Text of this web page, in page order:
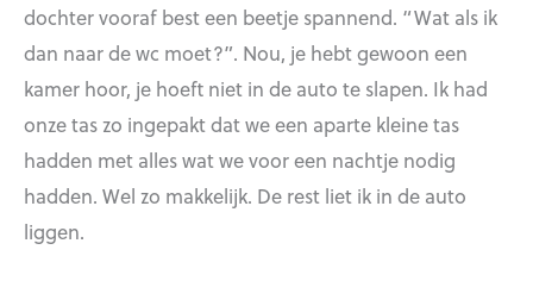
dochter vooraf best een beetje spannend. “Wat als ik
dan naar de wc moet?”. Nou, je hebt gewoon een
kamer hoor, je hoeft niet in de auto te slapen. Ik had
onze tas zo ingepakt dat we een aparte kleine tas
hadden met alles wat we voor een nachtje nodig
hadden. Wel zo makkelijk. De rest liet ik in de auto
liggen.